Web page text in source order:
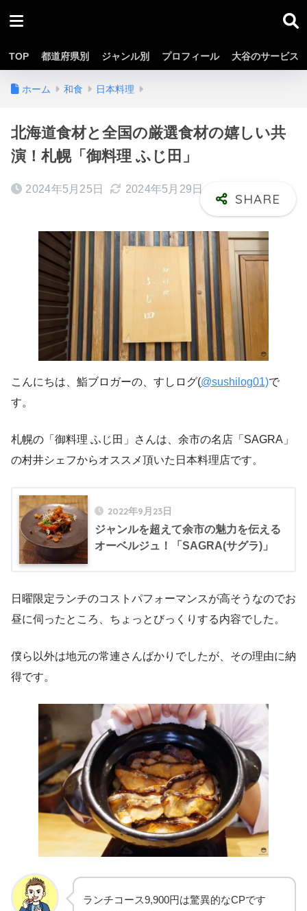
TOP 都道府県別 ジャンル別 プロフィール 大谷のサービス
ホーム 和食 日本料理
北海道食材と全国の厳選食材の嬉しい共
演！札幌「御料理 ふじ田」
2024年5月25日 2024年5月29日
こんにちは、鮨ブロガーの、すしログ(@sushilog01)で
す。
札幌の「御料理 ふじ田」さんは、余市の名店「SAGRA」
の村井シェフからオススメ頂いた日本料理店です。
2022年9月23日
ジャンルを超えて余市の魅力を伝える
オーベルジュ！「SAGRA(サグラ)」
日曜限定ランチのコストパフォーマンスが高そうなのでお
昼に伺ったところ、ちょっとびっくりする内容でした。
僕ら以外は地元の常連さんばかりでしたが、その理由に納
得です。
ランチコース9,900円は驚異的なCPです